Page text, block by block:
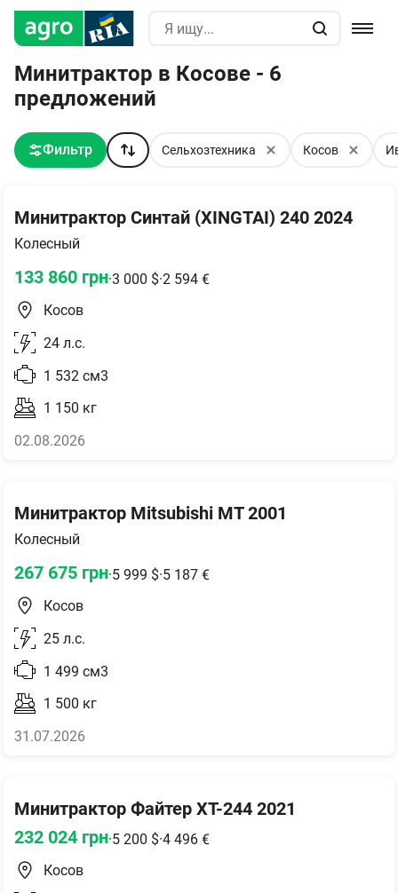
Минитрактор в Косове - 6
предложений
Фильтр Сельхозтехника Косов
Минитрактор Синтай (XINGTAI) 240 2024
Колесный
133 860 грн·3 000 $·2 594 €
Косов
24 л.с.
1 532 см3
1 150 кг
02.08.2026
Минитрактор Mitsubishi MT 2001
Колесный
267 675 грн·5 999 $·5 187 €
Косов
25 л.с.
1 499 см3
1 500 кг
31.07.2026
Минитрактор Файтер XT-244 2021
232 024 грн·5 200 $·4 496 €
Косов